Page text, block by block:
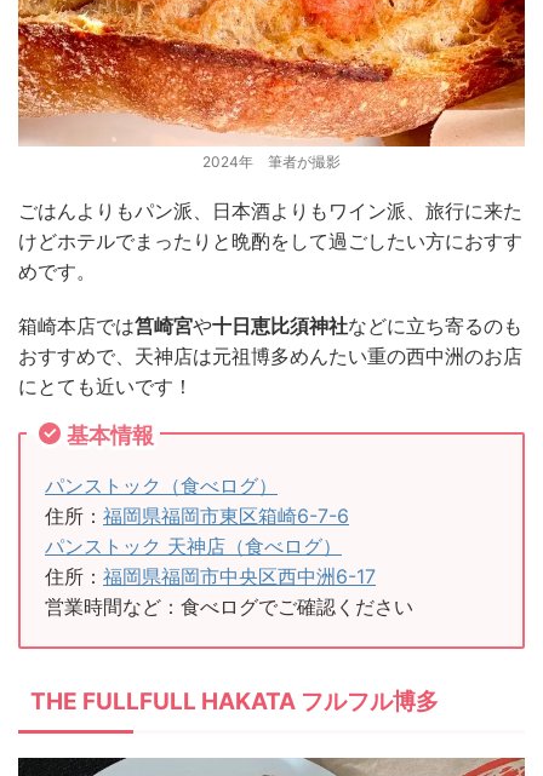
2024年 筆者が撮影
ごはんよりもパン派、日本酒よりもワイン派、旅行に来た
けどホテルでまったりと晩酌をして過ごしたい方におすす
めです。
箱崎本店では筥崎宮や十日恵比須神社などに立ち寄るのも
おすすめで、天神店は元祖博多めんたい重の西中洲のお店
にとても近いです！
基本情報
パンストック（食べログ）
住所： 福岡県福岡市東区箱崎6-7-6
パンストック 天神店（食べログ）
住所： 福岡県福岡市中央区西中洲6-17
営業時間など：食べログでご確認ください
THE FULLFULL HAKATA フルフル博多